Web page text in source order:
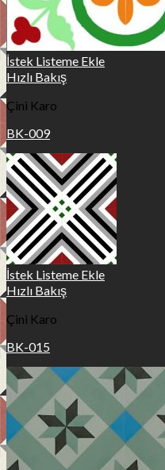
İstek Listeme Ekle
Hızlı Bakış
Çini Karo
BK-009
İstek Listeme Ekle
Hızlı Bakış
Çini Karo
BK-015